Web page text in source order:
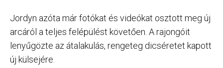
Jordyn azóta már fotókat és videókat osztott meg új
arcáról a teljes felépülést követően. A rajongóit
lenyűgözte az átalakulás, rengeteg dicséretet kapott
új külsejére.